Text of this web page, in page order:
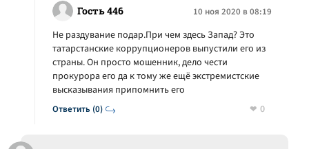
Гость 446 10 ноя 2020 в 08:19
Ответить (0)
Не раздувание подар.При чем здесь Запад? Это
татарстанские коррупционеров выпустили его из
страны. Он просто мошенник, дело чести
прокурора его да к тому же ещё экстремистские
высказывания припомнить его
0